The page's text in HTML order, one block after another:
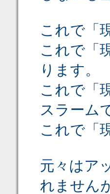
これで「
これで「
ります。
これで「
スラーム
これで「
元々はア
れません